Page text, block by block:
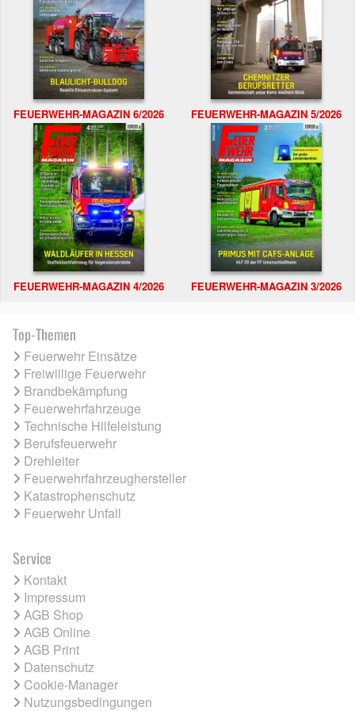
FEUERWEHR-MAGAZIN 6/2026 FEUERWEHR-MAGAZIN 5/2026
FEUERWEHR-MAGAZIN 4/2026 FEUERWEHR-MAGAZIN 3/2026
Top-Themen
Feuerwehr Einsätze
Freiwillige Feuerwehr
Brandbekämpfung
Feuerwehrfahrzeuge
Technische Hilfeleistung
Berufsfeuerwehr
Drehleiter
Feuerwehrfahrzeughersteller
Katastrophenschutz
Feuerwehr Unfall
Service
Kontakt
Impressum
AGB Shop
AGB Online
AGB Print
Datenschutz
Cookie-Manager
Nutzungsbedingungen